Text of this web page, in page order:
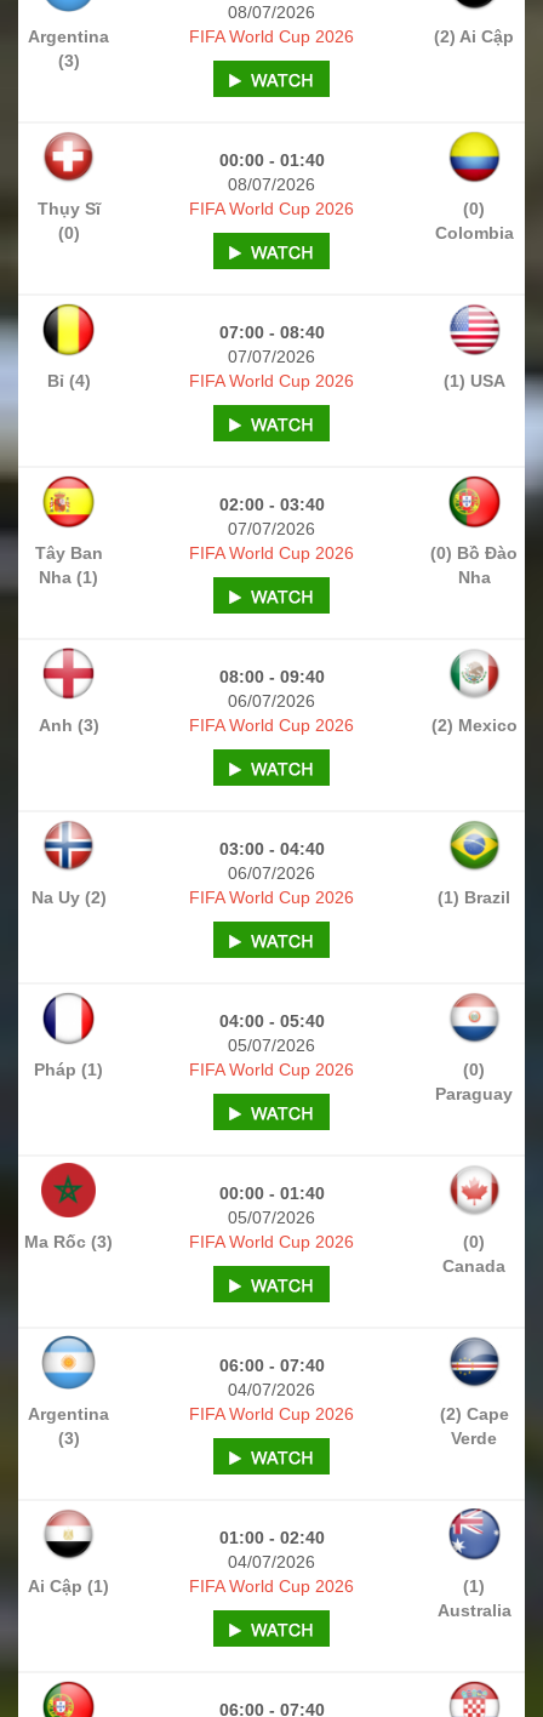
08/07/2026
Argentina
(3)
(2) Ai Cập
FIFA World Cup 2026
00:00 - 01:40
08/07/2026
Thụy Sĩ
(0)
(0)
Colombia
FIFA World Cup 2026
07:00 - 08:40
07/07/2026
Bỉ (4)
(1) USA
FIFA World Cup 2026
02:00 - 03:40
07/07/2026
Tây Ban
Nha (1)
(0) Bồ Đào
Nha
FIFA World Cup 2026
08:00 - 09:40
06/07/2026
Anh (3)
(2) Mexico
FIFA World Cup 2026
03:00 - 04:40
06/07/2026
Na Uy (2)
(1) Brazil
FIFA World Cup 2026
04:00 - 05:40
05/07/2026
Pháp (1)
(0)
Paraguay
FIFA World Cup 2026
00:00 - 01:40
05/07/2026
Ma Rốc (3)
(0)
Canada
FIFA World Cup 2026
06:00 - 07:40
04/07/2026
Argentina
(3)
(2) Cape
Verde
FIFA World Cup 2026
01:00 - 02:40
04/07/2026
Ai Cập (1)
(1)
Australia
FIFA World Cup 2026
06:00 - 07:40